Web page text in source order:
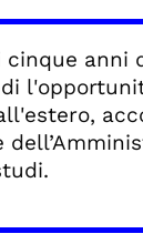
cinque anni